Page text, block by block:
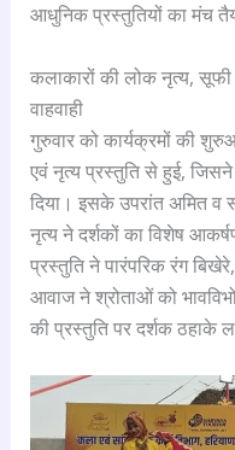
आधुनिक प्रस्तुतियों का मंच
कलाकारों की लोक नृत्य,
वाहवाही
गुरुवार को कार्यक्रमों की
एवं नृत्य प्रस्तुति से हुई,
दिया। इसके उपरांत अमित व
नृत्य ने दर्शकों का विशेष
प्रस्तुति ने पारंपरिक रंग
आवाज ने श्रोताओं को
की प्रस्तुति पर दर्शक ठहाके